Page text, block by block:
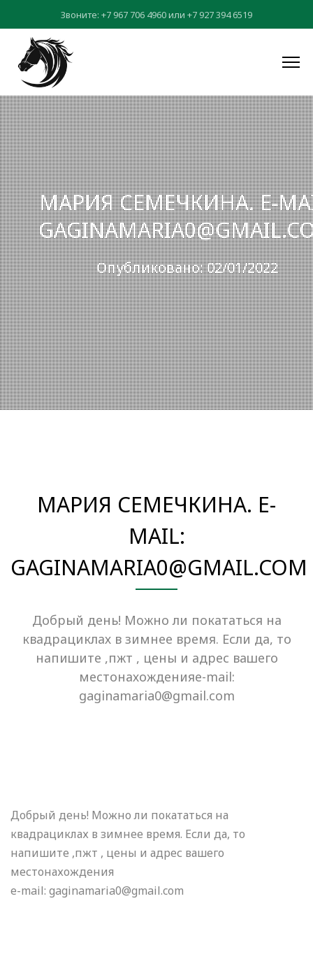
Звоните: +7 967 706 4960или +7 927 394 6519
МАРИЯ СЕМЕЧКИНА. E-
Опубликовано: 02/01/2022
МАРИЯ СЕМЕЧКИНА. E-
MAIL:
GAGINAMARIA0@GMAIL.COM
Добрый день! Можно ли покататься на
квадрациклах в зимнее время. Если да, то
напишите ,пжт , цены и адрес вашего
местонахожденияe-mail:
gaginamaria0@gmail.com
Добрый день! Можно ли покататься на
квадрациклах в зимнее время. Если да, то
напишите ,пжт , цены и адрес вашего
местонахождения
e-mail: gaginamaria0@gmail.com